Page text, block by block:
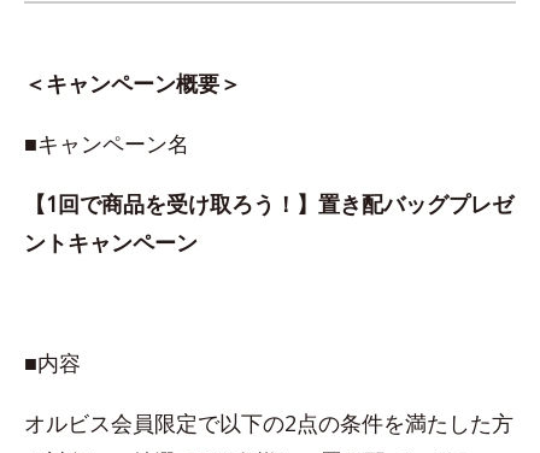
＜キャンペーン概要＞
■キャンペーン名
【1回で商品を受け取ろう！】置き配バッグプレゼ
ントキャンペーン
■内容
オルビス会員限定で以下の2点の条件を満たした方